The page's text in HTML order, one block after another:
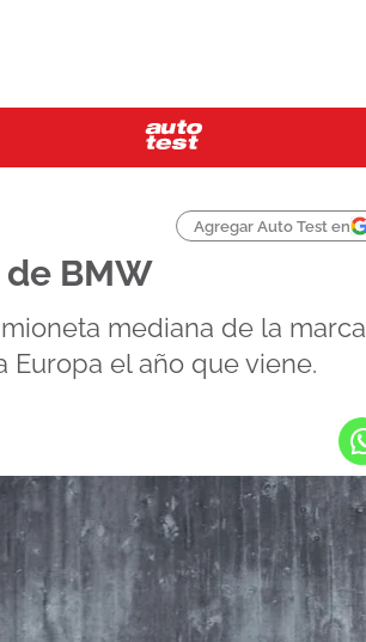
Agregar Auto Test en
BMW
mediana de la marca
Europa el año que viene.